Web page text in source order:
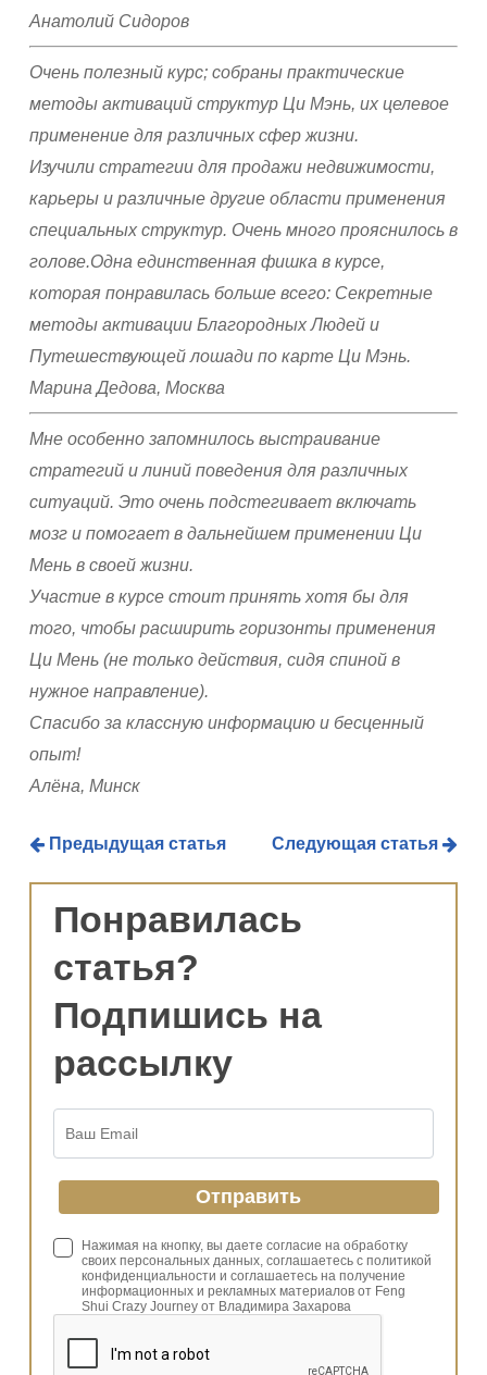
Анатолий Сидоров
Очень полезный курс; собраны практические
методы активаций структур Ци Мэнь, их целевое
применение для различных сфер жизни.
Изучили стратегии для продажи недвижимости,
карьеры и различные другие области применения
специальных структур. Очень много прояснилось в
голове.Одна единственная фишка в курсе,
которая понравилась больше всего: Секретные
методы активации Благородных Людей и
Путешествующей лошади по карте Ци Мэнь.
Марина Дедова, Москва
Мне особенно запомнилось выстраивание
стратегий и линий поведения для различных
ситуаций. Это очень подстегивает включать
мозг и помогает в дальнейшем применении Ци
Мень в своей жизни.
Участие в курсе стоит принять хотя бы для
того, чтобы расширить горизонты применения
Ци Мень (не только действия, сидя спиной в
нужное направление).
Спасибо за классную информацию и бесценный
опыт!
Алёна, Минск
Предыдущая статья Следующая статья
Понравилась
статья?
Подпишись на
рассылку
Нажимая на кнопку, вы даете согласие на обработку
своих персональных данных, соглашаетесь с политикой
конфиденциальности и соглашаетесь на получение
информационных и рекламных материалов от Feng
Shui Crazy Journey от Владимира Захарова